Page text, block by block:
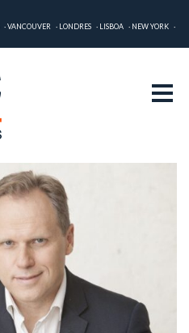
VANCOUVER LONDRES LISBOA
NEW YORK